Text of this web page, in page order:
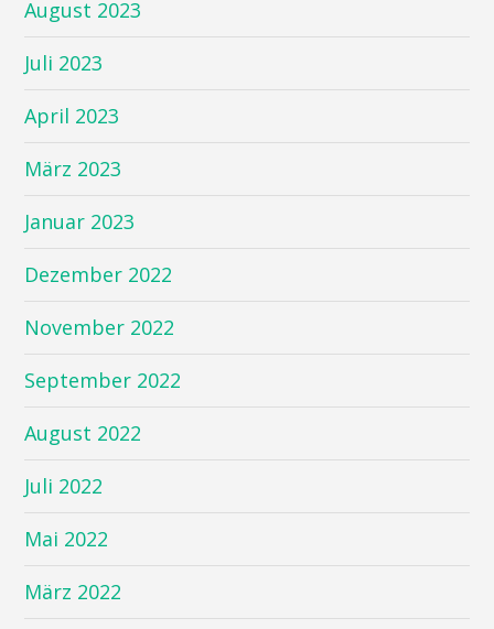
August 2023
Juli 2023
April 2023
März 2023
Januar 2023
Dezember 2022
November 2022
September 2022
August 2022
Juli 2022
Mai 2022
März 2022